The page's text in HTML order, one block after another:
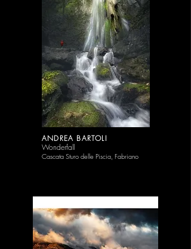
ANDREA BARTOLI
Wonderfall
Cascata Sturo delle Piscia, Fabriano